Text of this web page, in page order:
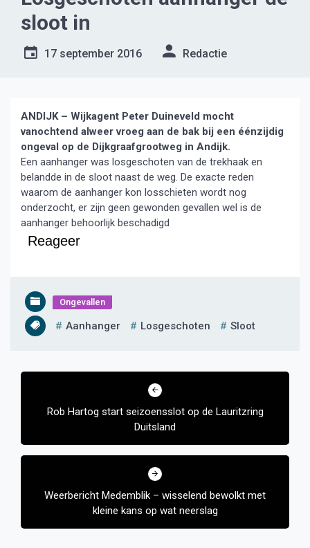
sloot in
17 september 2016 Redactie
ANDIJK – Wijkagent Peter Duineveld mocht
vanochtend alweer vroeg aan de bak bij een éénzijdig
ongeval op de Dijkgraafgrootweg in Andijk.
Een aanhanger was losgeschoten van de trekhaak en
belandde in de sloot naast de weg. De exacte reden
waarom de aanhanger kon losschieten wordt nog
onderzocht, er zijn geen gewonden gevallen wel is de
aanhanger behoorlijk beschadigd
Reageer
Ongevallen
Aanhanger Losgeschoten Sloot
Bericht
Rob Hartog start seizoensslot op de Lauritzring
Duitsland
Weerbericht Medemblik – wisselend bewolkt met
kleine kans op wat neerslag